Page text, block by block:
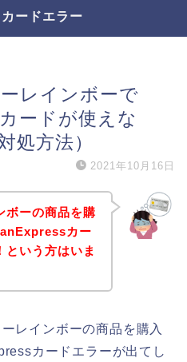
ードエラー
レインボーで
ードが使えな
処方法）
2021年10月16日
ボーの商品を購
カー
という方はいま
レインボーの商品を購入
カードエラーが出てし